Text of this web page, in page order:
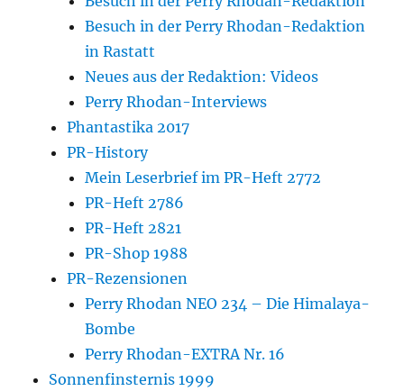
Besuch in der Perry Rhodan-Redaktion
in Rastatt
Neues aus der Redaktion: Videos
Perry Rhodan-Interviews
Phantastika 2017
PR-History
Mein Leserbrief im PR-Heft 2772
PR-Heft 2786
PR-Heft 2821
PR-Shop 1988
PR-Rezensionen
Perry Rhodan NEO 234 – Die Himalaya-
Bombe
Perry Rhodan-EXTRA Nr. 16
Sonnenfinsternis 1999